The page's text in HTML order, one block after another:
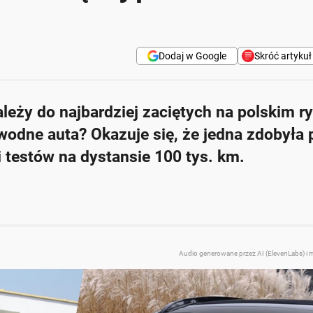
Skróć artykuł
Dodaj w Google
samochodowym, z wyraźnym zwycięzcą w
więcej punktów w kategoriach dotyczących niezawodności
trwałość, zdobywając 16 punktów w tej kategorii w
w porównaniu do Kii.
Zapytaj o więcej Onet
do najbardziej zaciętych na polskim
auta? Okazuje się, że jedna zdobyła
na dystansie 100 tys. km.
Audio generowane przez AI (ElevenLabs) i